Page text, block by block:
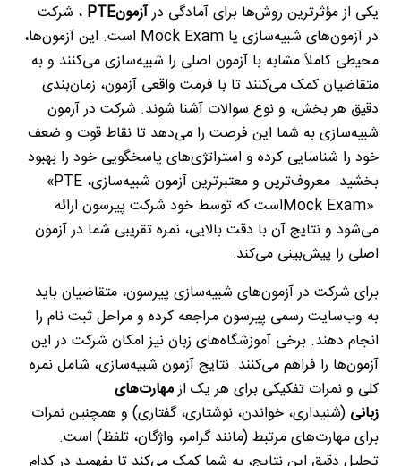
یکی از مؤثرترین روش‌ها برای آمادگی درآزمونPTE ، شرکت
در آزمون‌های شبیه‌سازی یا Mock Exam است. این آزمون‌ها،
محیطی کاملاً مشابه با آزمون اصلی را شبیه‌سازی می‌کنند و به
متقاضیان کمک می‌کنند تا با فرمت واقعی آزمون، زمان‌بندی
دقیق هر بخش، و نوع سوالات آشنا شوند. شرکت در آزمون
شبیه‌سازی به شما این فرصت را می‌دهد تا نقاط قوت و ضعف
خود را شناسایی کرده و استراتژی‌های پاسخگویی خود را بهبود
بخشید. معروف‌ترین و معتبرترین آزمون شبیه‌سازی، «PTE
Mock Exam»است که توسط خود شرکت پیرسون ارائه
می‌شود و نتایج آن با دقت بالایی، نمره تقریبی شما در آزمون
اصلی را پیش‌بینی می‌کند.
برای شرکت در آزمون‌های شبیه‌سازی پیرسون، متقاضیان باید
به وب‌سایت رسمی پیرسون مراجعه کرده و مراحل ثبت نام را
انجام دهند. برخی آموزشگاه‌های زبان نیز امکان شرکت در این
آزمون‌ها را فراهم می‌کنند. نتایج آزمون شبیه‌سازی، شامل نمره
کلی و نمرات تفکیکی برای هر یک ازمهارت‌های
زبانی (شنیداری، خواندن، نوشتاری، گفتاری) و همچنین نمرات
برای مهارت‌های مرتبط (مانند گرامر، واژگان، تلفظ) است.